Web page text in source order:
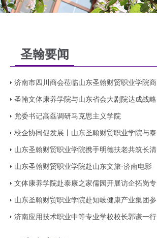
圣翰要闻
济南市四川商会莅临山东圣翰财贸职业学院商
圣翰文体康养学院与山东省会大剧院达成战略
党委书记高磊调研马克思主义学院
校企协同促发展丨山东圣翰财贸职业学院与泰
山东圣翰财贸职业学院携手明德扶老共筑长清
山东圣翰财贸职业学院赴山东文旅·济南电影
文体康养学院赴泰康之家儒园开展访企拓岗专
山东圣翰财贸职业学院赴知岐健康产业集团参
济南应用技术职业中等专业学校校长郭谦一行